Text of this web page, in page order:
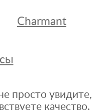
Charmant
просто увидите,
качество.